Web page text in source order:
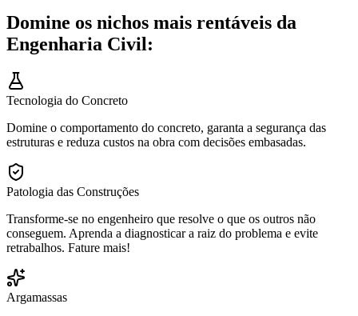
Domine os nichos mais rentáveis da
Engenharia Civil:
Tecnologia do Concreto
Domine o comportamento do concreto, garanta a segurança das
estruturas e reduza custos na obra com decisões embasadas.
Patologia das Construções
Transforme-se no engenheiro que resolve o que os outros não
conseguem. Aprenda a diagnosticar a raiz do problema e evite
retrabalhos. Fature mais!
Argamassas